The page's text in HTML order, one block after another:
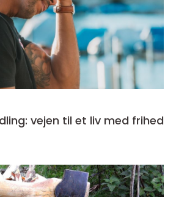
vejen til et liv med frihed